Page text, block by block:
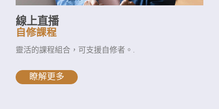
線上直播
自修課程
靈活的課程組合，可支援自修者。.
瞭解更多